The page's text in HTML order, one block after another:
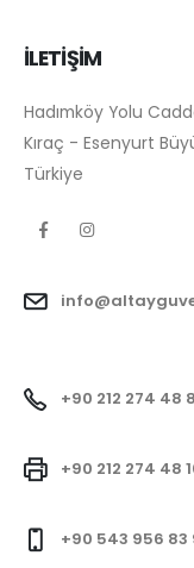
İLETİŞİM
Hadımköy Yolu
Kıraç - Esenyurt
Türkiye
+90 212 274 48
+90 212 274 48
+90 543 956 83